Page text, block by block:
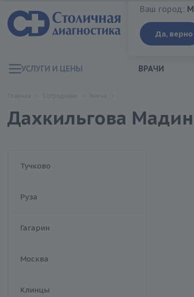
Ваш город:
Ваш город:
Да, верно
УСЛУГИ И ЦЕНЫ ВРАЧИ
Дахкильгова
Тучково
Руза
Гагарин
Москва
Клинцы